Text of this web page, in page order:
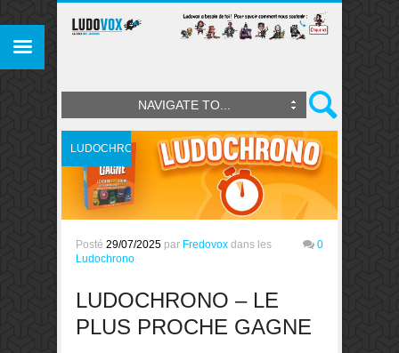
NAVIGATE TO...
LUDOCHRONO
Posté 29/07/2025 par Fredovox dans les
Ludochrono
0
LUDOCHRONO – LE
PLUS PROCHE GAGNE